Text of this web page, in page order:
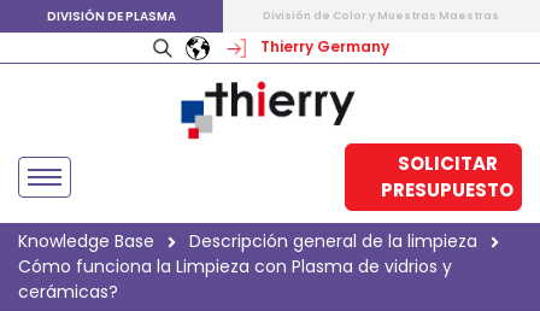
DIVISIÓN DE PLASMA División de Color y Muestras Maestras
Thierry Germany
SOLICITAR
PRESUPUESTO
Knowledge Base
Descripción general de la limpieza
Cómo funciona la Limpieza con Plasma de vidrios y
cerámicas?